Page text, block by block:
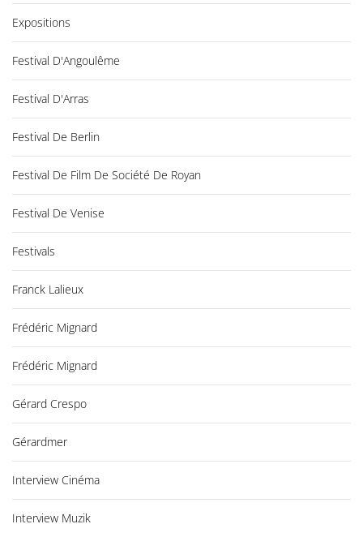
Expositions
Festival D'Angoulême
Festival D'Arras
Festival De Berlin
Festival De Film De Société De Royan
Festival De Venise
Festivals
Franck Lalieux
Frédéric Mignard
Frédéric Mignard
Gérard Crespo
Gérardmer
Interview Cinéma
Interview Muzik